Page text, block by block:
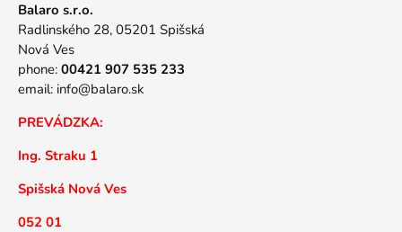
Balaro s.r.o.
Radlinského 28, 05201 Spišská
Nová Ves
phone: 00421 907 535 233
email: info@balaro.sk
PREVÁDZKA:
Ing. Straku 1
Spišská Nová Ves
052 01